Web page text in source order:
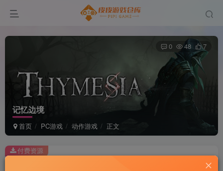
记忆边境
首页 PC游戏 动作游戏 正文
0 48 7
付费资源